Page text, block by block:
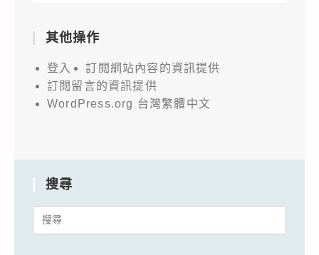
其他操作
登入
訂閱網站內容的資訊提供
訂閱留言的資訊提供
WordPress.org 台灣繁體中文
搜尋
Search